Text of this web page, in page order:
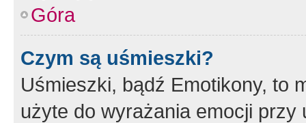
Góra
Czym są uśmieszki?
Uśmieszki, bądź Emotikony, to
użyte do wyrażania emocji